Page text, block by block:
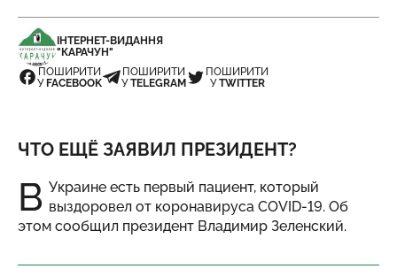
ІНТЕРНЕТ-ВИДАННЯ
"КАРАЧУН"
ПОШИРИТИ
У FACEBOOK
ПОШИРИТИ
УTELEGRAM
ПОШИРИТИ
УTWITTER
ЧТО ЕЩЁ ЗАЯВИЛ ПРЕЗИДЕНТ?
В Украине есть первый пациент, который
выздоровел от коронавируса COVID-19. Об
этом сообщил президент Владимир Зеленский.